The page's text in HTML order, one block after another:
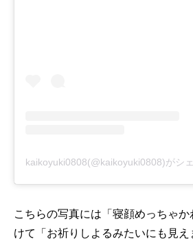
kaikoyuki0808(@kaikoyuki0808)がシ
こちらの写真には「寝顔めっちゃ
けて「お祈りしよるみたいにも見